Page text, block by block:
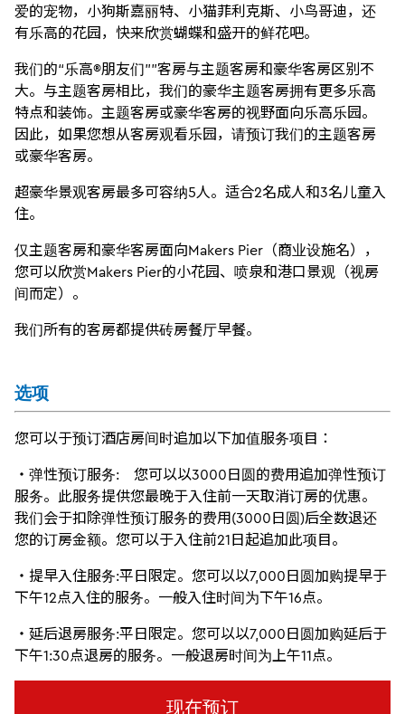
爱的宠物，小狗斯嘉丽特、小猫菲利克斯、小鸟哥迪，还
有乐高的花园，快来欣赏蝴蝶和盛开的鲜花吧。
我们的“乐高®朋友们””客房与主题客房和豪华客房区别不
大。与主题客房相比，我们的豪华主题客房拥有更多乐高
特点和装饰。主题客房或豪华客房的视野面向乐高乐园。
因此，如果您想从客房观看乐园，请预订我们的主题客房
或豪华客房。
超豪华景观客房最多可容纳5人。适合2名成人和3名儿童入
住。
仅主题客房和豪华客房面向Makers Pier（商业设施名），
您可以欣赏Makers Pier的小花园、喷泉和港口景观（视房
间而定）。
我们所有的客房都提供砖房餐厅早餐。
选项
您可以于预订酒店房间时追加以下加值服务项目：
・弹性预订服务: 您可以以3000日圆的费用追加弹性预订
服务。此服务提供您最晚于入住前一天取消订房的优惠。
我们会于扣除弹性预订服务的费用(3000日圆)后全数退还
您的订房金额。您可以于入住前21日起追加此项目。
・提早入住服务:平日限定。您可以以7,000日圆加购提早于
下午12点入住的服务。一般入住时间为下午16点。
・延后退房服务:平日限定。您可以以7,000日圆加购延后于
下午1:30点退房的服务。一般退房时间为上午11点。
现在预订